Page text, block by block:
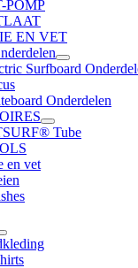
POMP
EN VET
Surfboard
Onderdelen
Tube
en vet